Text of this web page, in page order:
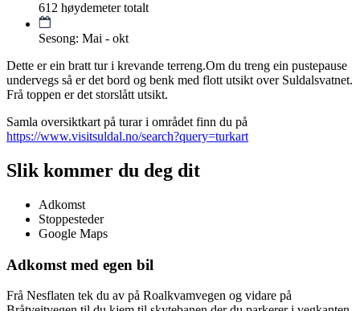
612 høydemeter totalt
Sesong: Mai - okt
Dette er ein bratt tur i krevande terreng.Om du treng ein pustepause
undervegs så er det bord og benk med flott utsikt over Suldalsvatnet.
Frå toppen er det storslått utsikt.
Samla oversiktkart på turar i området finn du på
https://www.visitsuldal.no/search?query=turkart
Slik kommer du deg dit
Adkomst
Stoppesteder
Google Maps
Adkomst med egen bil
Frå Nesflaten tek du av på Roalkvamvegen og vidare på